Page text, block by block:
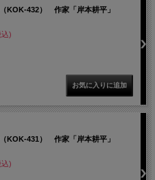
KOK-432） 作家「岸本耕平」
)
KOK-431） 作家「岸本耕平」
)